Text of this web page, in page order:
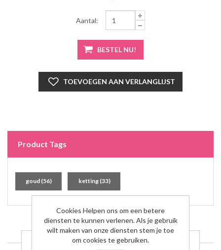
Aantal:
Product Tags
goud (56) ketting(33)
GERELATEERDE PRODUCTEN
Cookies Helpen ons om een betere
diensten te kunnen verlenen. Als je gebruik
wilt maken van onze diensten stem je toe
om cookies te gebruiken.